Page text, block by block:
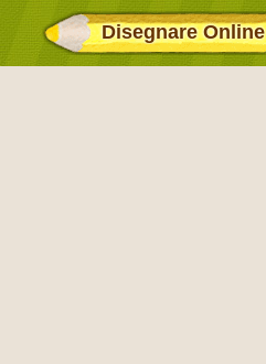
Disegnare Online